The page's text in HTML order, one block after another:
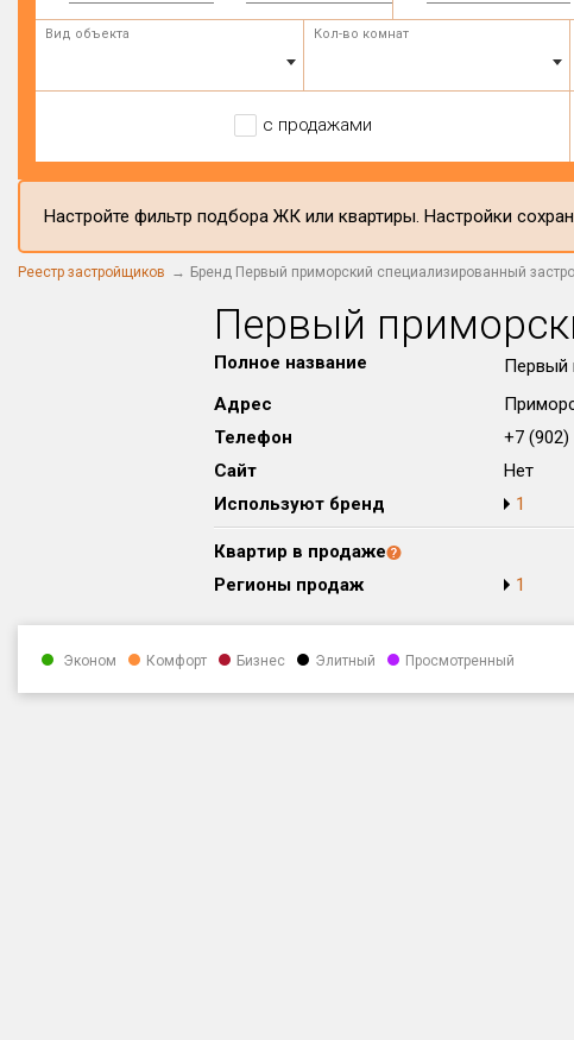
Вид объекта Кол-во комнат
с продажами
Настройте фильтр подбора ЖК или квартиры. Настройки
Реестр застройщиков Бренд Первый приморский специализированный
Первый
Полное название
Первый
Адрес
Телефон
+7 (902)
Сайт
Нет
Используют бренд
1
Квартир в продаже
Регионы продаж
1
Эконом Комфорт Бизнес Элитный Просмотренный